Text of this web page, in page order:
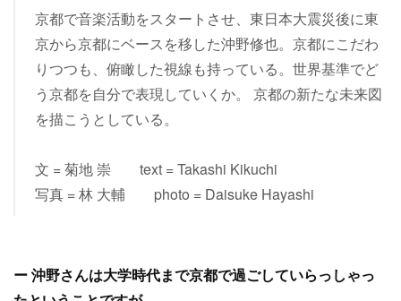
京都で音楽活動をスタートさせ、東日本大震災後に東
京から京都にベースを移した沖野修也。京都にこだわ
りつつも、俯瞰した視線も持っている。世界基準でど
う京都を自分で表現していくか。 京都の新たな未来図
を描こうとしている。
文 = 菊地 崇 text = Takashi Kikuchi
写真 = 林 大輔 photo = Daisuke Hayashi
ー 沖野さんは大学時代まで京都で過ごしていらっしゃっ